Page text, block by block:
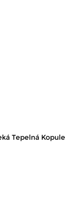
Tepelná Kopule